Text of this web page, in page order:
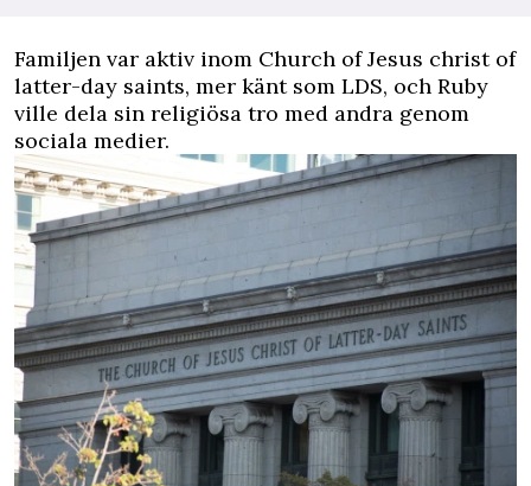
Familjen var aktiv inom Church of Jesus christ of
­latter-day saints, mer känt som LDS, och Ruby
ville dela sin religiösa tro med andra genom
sociala medier.